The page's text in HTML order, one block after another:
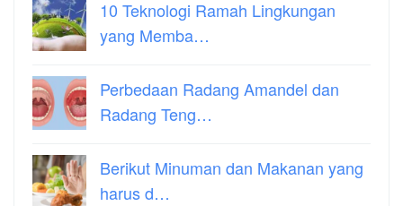
10 Teknologi Ramah Lingkungan
yang Memba…
Perbedaan Radang Amandel dan
Radang Teng…
Berikut Minuman dan Makanan yang
harus d…